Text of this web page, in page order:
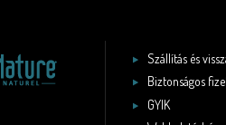
Szállítás és
Biztonságos
GYIK